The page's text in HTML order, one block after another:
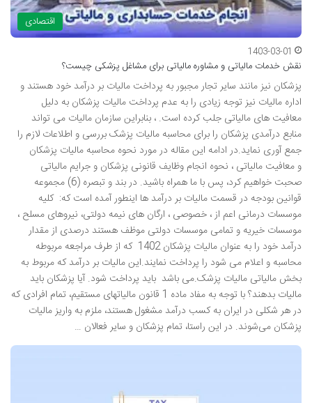
اقتصادی
1403-03-01
نقش خدمات مالیاتی و مشاوره مالیاتی برای مشاغل پزشکی چیست؟
پزشکان نیز مانند سایر تجار مجبور به پرداخت مالیات بر درآمد خود هستند و
اداره مالیات نیز توجه زیادی را به عدم پرداخت مالیات پزشکان به دلیل
معافیت های مالیاتی جلب کرده است. ، بنابراین سازمان مالیات می تواند
منابع درآمدی پزشکان را برای محاسبه مالیات پزشک بررسی و اطلاعات لازم را
جمع آوری نماید.در ادامه این مقاله در مورد نحوه محاسبه مالیات پزشکان
و معافیت مالیاتی ، نحوه انجام وظایف قانونی پزشکان و جرایم مالیاتی
صحبت خواهیم کرد، پس با ما همراه باشید. در بند و تبصره (6) مجموعه
قوانین بودجه در قسمت مالیات بر درآمد ها اینطور آمده است که: کلیه
موسسات درمانی اعم از ، خصوصی ، ارگان های نیمه دولتی، نیروهای مسلح ،
موسسات خیریه و تمامی موسسات دولتی موظف هستند درصدی از مقدار
درآمد خود را به عنوان مالیات پزشکان 1402 که از طرف مراجعه مربوطه
محاسبه و اعلام می شود را پرداخت نمایند.این مالیات بر درآمد که مربوط به
بخش مالیاتی مالیات پزشک.می باشد باید پرداخت شود. آیا پزشکان باید
مالیات بدهند؟ با توجه به مفاد ماده 1 قانون مالیاتهای مستقیم، تمام افرادی که
در هر شکلی در ایران به کسب درآمد مشغول هستند، ملزم به واریز مالیات
پزشکان می‌شوند. در این راستا، تمام پزشکان و سایر فعالان …